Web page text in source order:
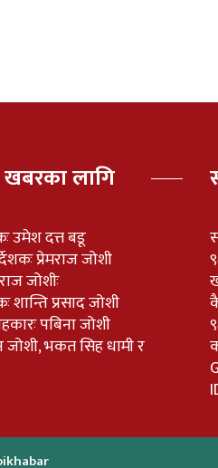
खबरका लागि
उमेश दत्त बडू
प्रेमराज जोशी
जोशीः
शान्ति प्रसाद जोशी
पबिना जोशी
जोशी, भकत सिह धामी र